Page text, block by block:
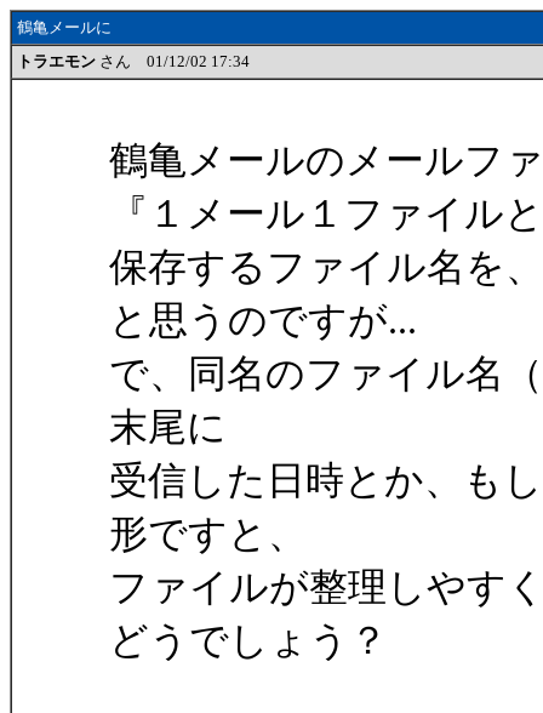
鶴亀メールに
トラエモン さん 01/12/02 17:34
鶴亀メールのメールフ
『１メール１ファイル
保存するファイル名を
と思うのですが...
で、同名のファイル名
末尾に
受信した日時とか、も
形ですと、
ファイルが整理しやす
どうでしょう？